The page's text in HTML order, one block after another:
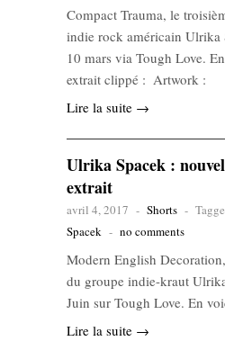
Compact Trauma, le
indie rock américain Ulrika
10 mars via Tough Love.
extrait clippé : Artwork :
Lire la suite →
Ulrika Spacek :
extrait
avril 4, 2017 - Shorts -
Spacek - no comments
Modern English
du groupe indie-kraut
Juin sur Tough Love. En
Lire la suite →